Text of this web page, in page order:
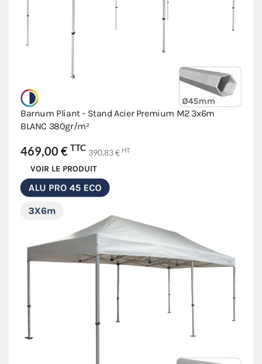
Barnum Pliant - Stand Acier Premium M2 3x6m
BLANC 380gr/m²
469,00 € TTC 390,83 € HT
VOIR LE PRODUIT